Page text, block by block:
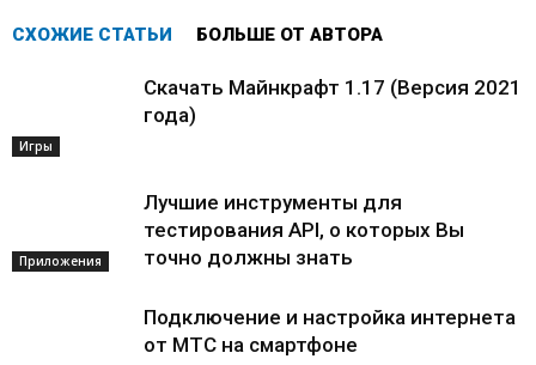
СХОЖИЕ СТАТЬИ БОЛЬШЕ ОТ АВТОРА
Игры
Скачать Майнкрафт 1.17 (Версия 2021
года)
Приложения
Лучшие инструменты для
тестирования API, о которых Вы
точно должны знать
Подключение и настройка интернета
от МТС на смартфоне